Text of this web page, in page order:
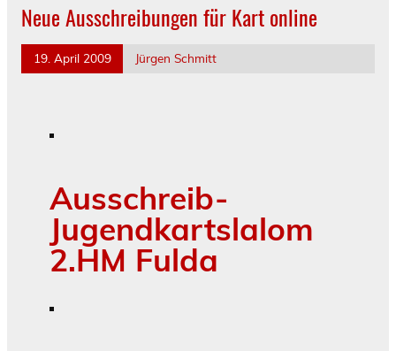
Neue Ausschreibungen für Kart online
19. April 2009 Jürgen Schmitt
Ausschreib-
Jugendkartslalom
2.HM Fulda